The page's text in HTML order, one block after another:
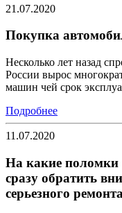
21.07.2020
Покупка
Несколько лет назад
России вырос
машин чей срок
Подробнее
11.07.2020
На какие
сразу обратить
серьезного